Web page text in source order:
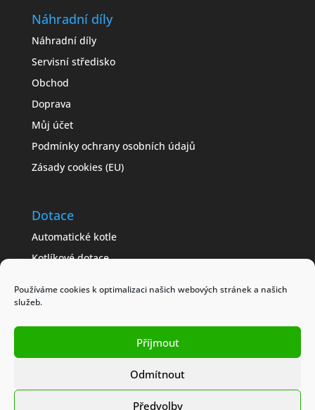
Používáme cookies k optimalizaci našich webových stránek a našich
služeb.
Příjmout
Odmítnout
Předvolby
Náhradní díly
Náhradní díly
Servisní středisko
Obchod
Doprava
Můj účet
Podmínky ochrany osobních údajů
Zásady cookies (EU)
Dotace
Automatické kotle
Kotlíkové dotace
Jak získat dotaci